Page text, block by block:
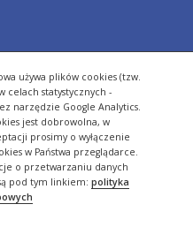
używa plików cookies (tzw.
celach statystycznych -
narzędzie Google Analytics.
jest dobrowolna, w
prosimy o wyłączenie
w Państwa przeglądarce.
o przetwarzaniu danych
pod tym linkiem: polityka
stron www